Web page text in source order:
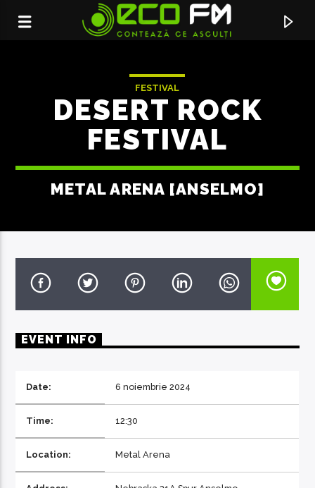
THIS KISS FOREVER (FEAT.
W.HOUSTON)
FESTIVAL
DESERT ROCK
FESTIVAL
METAL ARENA [ANSELMO]
EVENT INFO
Date: 6 noiembrie 2024
Time: 12:30
Location: Metal Arena